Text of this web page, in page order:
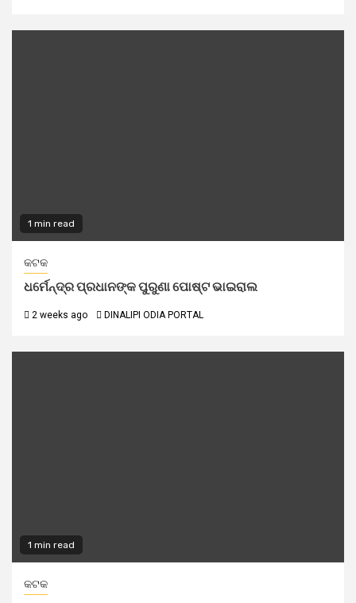
1 min read
କଟକ
ଧର୍ମେନ୍ଦ୍ର ପ୍ରଧାନଙ୍କ ପୁରୁଣା ପୋଷ୍ଟ ଭାଇରାଲ
2 weeks ago DINALIPI ODIA PORTAL
1 min read
କଟକ